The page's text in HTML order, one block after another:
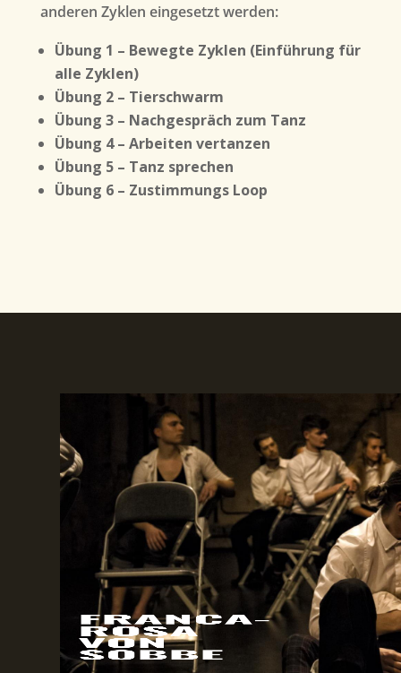
anderen Zyklen eingesetzt werden:
Übung 1 – Bewegte Zyklen (Einführung für
alle Zyklen)
Übung 2 – Tierschwarm
Übung 3 – Nachgespräch zum Tanz
Übung 4 – Arbeiten vertanzen
Übung 5 – Tanz sprechen
Übung 6 – Zustimmungs Loop
FRANCA-
ROSA
VON
SOBBE